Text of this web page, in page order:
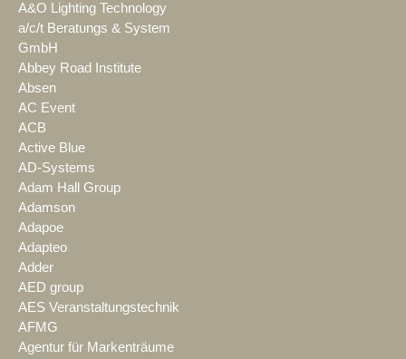
A&O Lighting Technology
a/c/t Beratungs & System
GmbH
Abbey Road Institute
Absen
AC Event
ACB
Active Blue
AD-Systems
Adam Hall Group
Adamson
Adapoe
Adapteo
Adder
AED group
AES Veranstaltungstechnik
AFMG
Agentur für Markenträume